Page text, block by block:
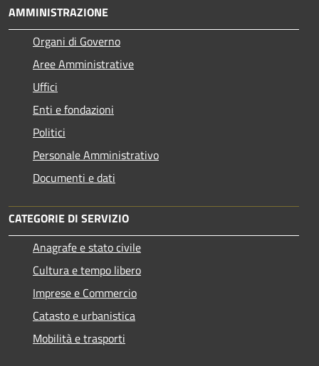
AMMINISTRAZIONE
Organi di Governo
Aree Amministrative
Uffici
Enti e fondazioni
Politici
Personale Amministrativo
Documenti e dati
CATEGORIE DI SERVIZIO
Anagrafe e stato civile
Cultura e tempo libero
Imprese e Commercio
Catasto e urbanistica
Mobilità e trasporti